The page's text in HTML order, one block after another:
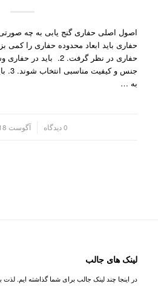
حفاری باید ابعاد محدوده حفاری را کمی
حفاری در نظر گرفت. 2.
جنس و
به …
0 دیدگاه آگوست 18, 2022
لینک های جالب
در اینجا چند لینک جالب برای شما گذاشته ایم. لذت